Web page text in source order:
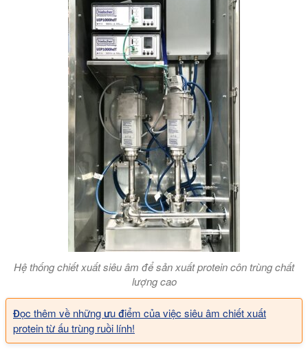
Hệ thống chiết xuất siêu âm để sản xuất protein côn trùng chất
lượng cao
Đọc thêm về những ưu điểm của việc siêu âm chiết xuất
protein từ ấu trùng ruồi lính!